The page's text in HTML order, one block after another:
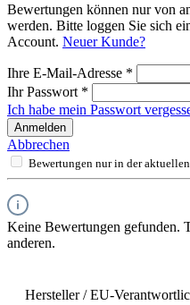
Bewertungen können nur von
werden. Bitte loggen Sie sich
Account. Neuer Kunde?
Ihre E-Mail-Adresse *
Ihr Passwort *
Ich habe mein Passwort
Anmelden
Abbrechen
Bewertungen nur in der aktuellen
Keine Bewertungen gefunden.
anderen.
Hersteller / EU-